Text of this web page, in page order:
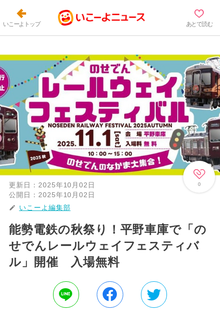
いこーよトップ あとで読む
0
更新日： 2025年10月02日
公開日： 2025年10月02日
いこーよ編集部
能勢電鉄の秋祭り！平野車庫で「の
せでんレールウェイフェスティバ
ル」開催 入場無料